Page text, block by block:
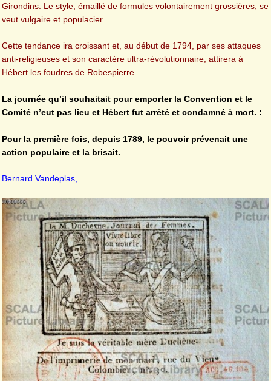
Girondins. Le style, émaillé de formules volontairement grossières, se
veut vulgaire et populacier.
Cette tendance ira croissant et, au début de 1794, par ses attaques
anti-religieuses et son caractère ultra-révolutionnaire, attirera à
Hébert les foudres de Robespierre.
La journée qu’il souhaitait pour emporter la Convention et le
Comité n’eut pas lieu et Hébert fut arrêté et condamné à mort. :
Pour la première fois, depuis 1789, le pouvoir prévenait une
action populaire et la brisait.
Bernard Vandeplas,